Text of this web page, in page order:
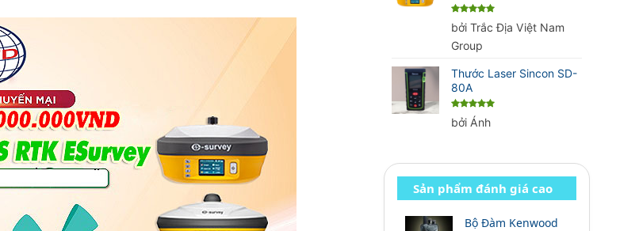
Được xếp
hạng55
bởi Trắc Địa Việt Nam
Group
Thước Laser Sincon SD-
80A
Được xếp
hạng55
bởi Ánh
Sản phẩm đánh giá cao
Bộ Đàm Kenwood